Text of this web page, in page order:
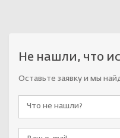
Не нашли, что
Оставьте заявку и мы